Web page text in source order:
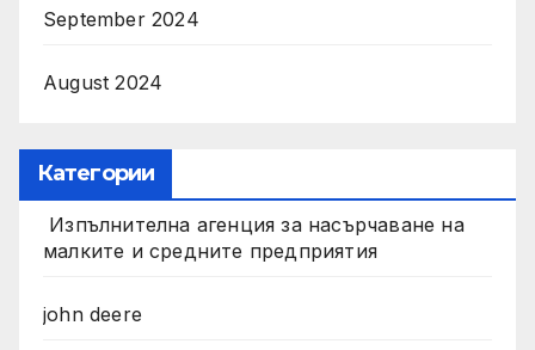
September 2024
August 2024
Категории
Изпълнителна агенция за насърчаване на
малките и средните предприятия
john deere